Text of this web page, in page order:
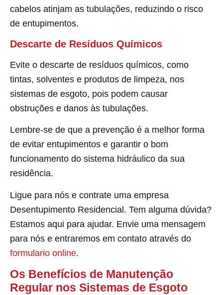
cabelos atinjam as tubulações, reduzindo o risco
de entupimentos.
Descarte de Resíduos Químicos
Evite o descarte de resíduos químicos, como
tintas, solventes e produtos de limpeza, nos
sistemas de esgoto, pois podem causar
obstruções e danos às tubulações.
Lembre-se de que a prevenção é a melhor forma
de evitar entupimentos e garantir o bom
funcionamento do sistema hidráulico da sua
residência.
Ligue para nós e contrate uma empresa
Desentupimento Residencial. Tem alguma dúvida?
Estamos aqui para ajudar. Envie uma mensagem
para nós e entraremos em contato através do
formulario online.
Os Benefícios de Manutenção
Regular nos Sistemas de Esgoto